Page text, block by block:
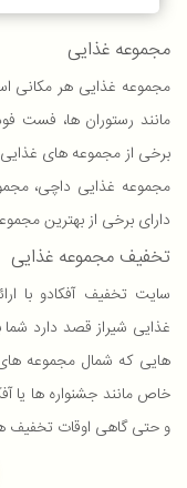
مجموعه غذایی
مجموعه غذایی هر مکانی
مانند رستوران ها، فست
برخی از مجموعه های غذایی
مجموعه غذایی داچی،
دارای برخی از بهترین
تخفیف مجموعه غذایی
سایت تخفیف آفکادو با
غذایی شیراز قصد دارد
هایی که شمال مجموعه
خاص مانند جشنواره ها یا
و حتی گاهی اوقات تخفیف ها 2 برابر می